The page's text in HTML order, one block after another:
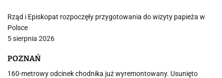
Rząd i Episkopat rozpoczęły przygotowania do wizyty papieża w
Polsce
5 sierpnia 2026
POZNAŃ
160-metrowy odcinek chodnika już wyremontowany. Usunięto